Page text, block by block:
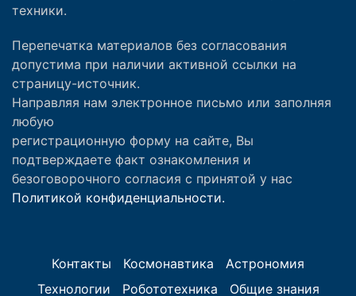
техники.
Перепечатка материалов без согласования
допустима при наличии активной ссылки на
страницу-источник.
Направляя нам электронное письмо или заполняя
любую
регистрационную форму на сайте, Вы
подтверждаете факт ознакомления и
безоговорочного согласия с принятой у нас
Политикой конфиденциальности.
Контакты Космонавтика
Астрономия
Технологии
Робототехника Общие знания